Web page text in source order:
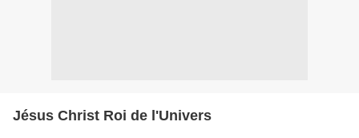
Jésus Christ Roi de l'Univers